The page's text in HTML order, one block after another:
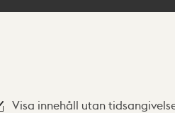
Visa innehåll utan